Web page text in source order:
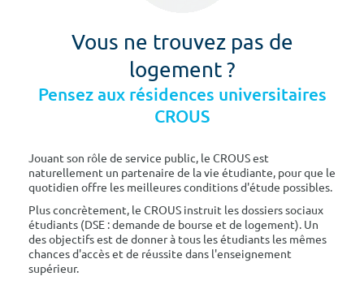
Vous ne trouvez pas de
logement ?
Pensez aux résidences universitaires
CROUS
Jouant son rôle de service public, le CROUS est
naturellement un partenaire de la vie étudiante, pour que le
quotidien offre les meilleures conditions d'étude possibles.
Plus concrètement, le CROUS instruit les dossiers sociaux
étudiants (DSE : demande de bourse et de logement). Un
des objectifs est de donner à tous les étudiants les mêmes
chances d'accès et de réussite dans l'enseignement
supérieur.